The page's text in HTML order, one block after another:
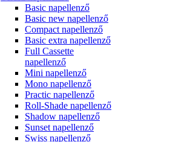
Basic napellenző
Basic new napellenző
Compact napellenző
Basic extra napellenző
Full Cassette
napellenző
Mini napellenző
Mono napellenző
Practic napellenző
Roll-Shade napellenző
Shadow napellenző
Sunset napellenző
Swiss napellenző